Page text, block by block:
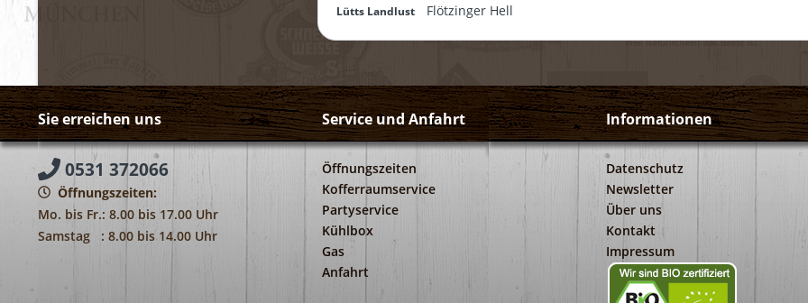
Lütts Landlust Flötzinger Hell
Sie erreichen uns
0531 372066
Öffnungszeiten:
Mo. bis Fr.: 8.00 bis 17.00 Uhr
Samstag : 8.00 bis 14.00 Uhr
Service und Anfahrt
Öffnungszeiten
Kofferraumservice
Partyservice
Kühlbox
Gas
Anfahrt
Informationen
Datenschutz
Newsletter
Über uns
Kontakt
Impressum